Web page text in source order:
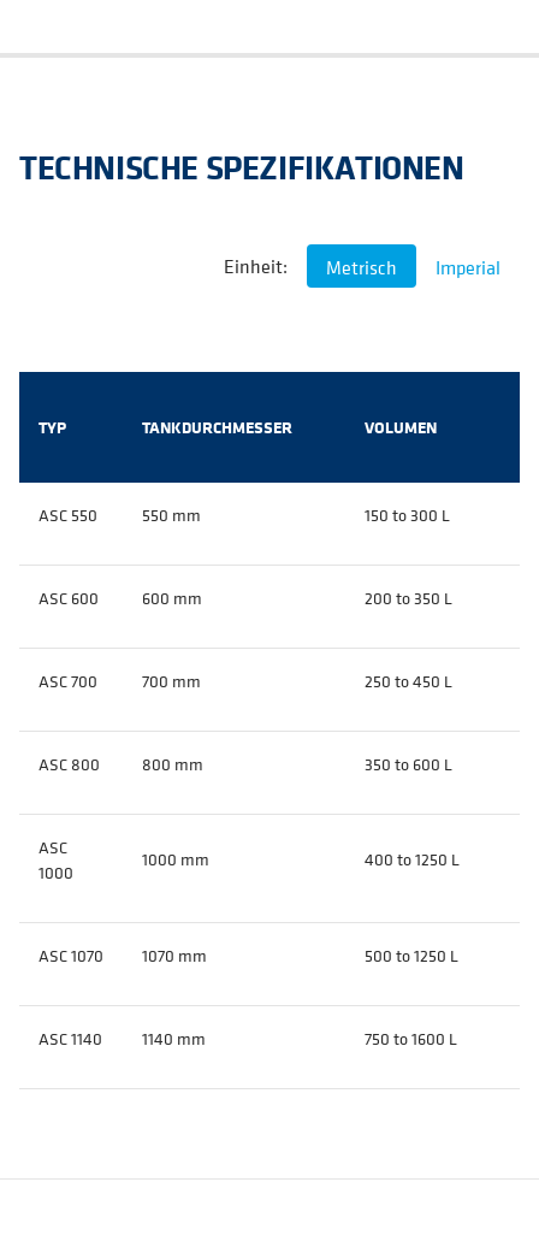
TECHNISCHE SPEZIFIKATIONEN
Einheit: Metrisch Imperial
TYP TANKDURCHMESSER VOLUMEN
ASC 550 550 mm 150 to 300 L
ASC 600 600 mm 200 to 350 L
ASC 700 700 mm 250 to 450 L
ASC 800 800 mm 350 to 600 L
ASC
1000
1000 mm 400 to 1250 L
ASC 1070 1070 mm 500 to 1250 L
ASC 1140 1140 mm 750 to 1600 L